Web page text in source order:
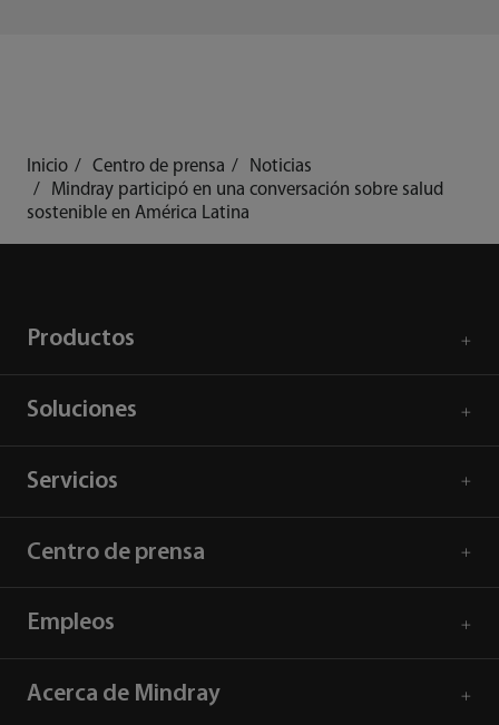
Inicio Centro de prensa
Noticias
Mindray participó en una conversación sobre salud
sostenible en América Latina
Productos
Soluciones
Servicios
Centro de prensa
Empleos
Acerca de Mindray